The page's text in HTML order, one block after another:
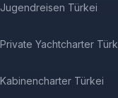
Jugendreisen Türkei
Private Yachtcharter
Kabinencharter Türkei